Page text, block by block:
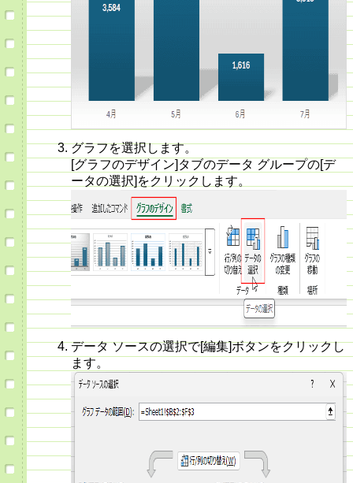
グラフを選択します。
[グラフのデザイン]タブのデータ グループの[デ
ータの選択]をクリックします。
データ ソースの選択で[編集]ボタンをクリックし
ます。